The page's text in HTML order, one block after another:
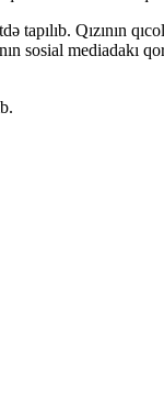
tapılıb. Qızının
sosial mediadakı